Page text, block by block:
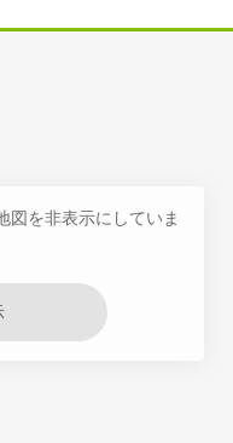
図を非表示にしていま